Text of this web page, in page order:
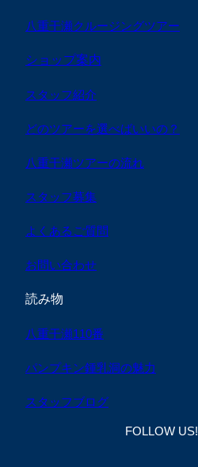
八重干瀬クルージングツアー
ショップ案内
スタッフ紹介
どのツアーを選べばいいの？
八重干瀬ツアーの流れ
スタッフ募集
よくあるご質問
お問い合わせ
読み物
八重干瀬110番
パンプキン鍾乳洞の魅力
スタッフブログ
FOLLOW US!